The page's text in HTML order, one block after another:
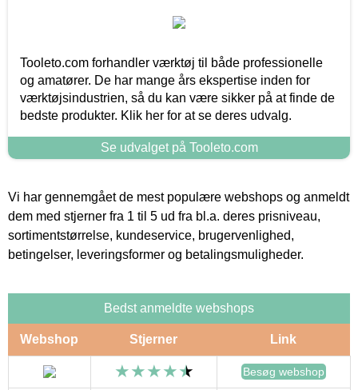
Tooleto.com forhandler værktøj til både professionelle
og amatører. De har mange års ekspertise inden for
værktøjsindustrien, så du kan være sikker på at finde de
bedste produkter. Klik her for at se deres udvalg.
Se udvalget på Tooleto.com
Vi har gennemgået de mest populære webshops og anmeldt
dem med stjerner fra 1 til 5 ud fra bl.a. deres prisniveau,
sortimentstørrelse, kundeservice, brugervenlighed,
betingelser, leveringsformer og betalingsmuligheder.
Bedst anmeldte webshops
Webshop Stjerner Link
Besøg webshop